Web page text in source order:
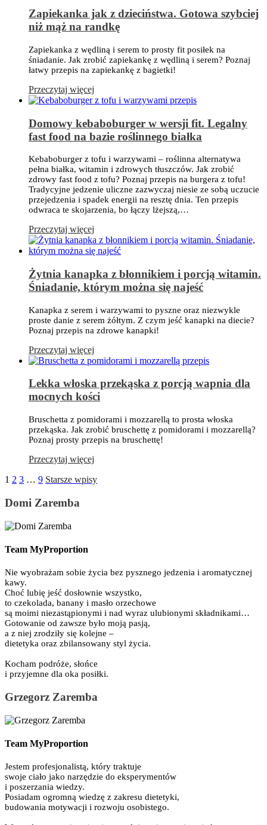
Zapiekanka jak z dzieciństwa. Gotowa szybciej
niż mąż na randkę
Zapiekanka z wędliną i serem to prosty fit posiłek na
śniadanie. Jak zrobić zapiekankę z wędliną i serem? Poznaj
łatwy przepis na zapiekankę z bagietki!
Przeczytaj więcej
Domowy kebaboburger w wersji fit. Legalny
fast food na bazie roślinnego białka
Kebaboburger z tofu i warzywami – roślinna alternatywa
pełna białka, witamin i zdrowych tłuszczów. Jak zrobić
zdrowy fast food z tofu? Poznaj przepis na burgera z tofu!
Tradycyjne jedzenie uliczne zazwyczaj niesie ze sobą uczucie
przejedzenia i spadek energii na resztę dnia. Ten przepis
odwraca te skojarzenia, bo łączy lżejszą,…
Przeczytaj więcej
Żytnia kanapka z błonnikiem i porcją witamin.
Śniadanie, którym można się najeść
Kanapka z serem i warzywami to pyszne oraz niezwykle
proste danie z serem żółtym. Z czym jeść kanapki na diecie?
Poznaj przepis na zdrowe kanapki!
Przeczytaj więcej
Lekka włoska przekąska z porcją wapnia dla
mocnych kości
Bruschetta z pomidorami i mozzarellą to prosta włoska
przekąska. Jak zrobić bruschettę z pomidorami i mozzarellą?
Poznaj prosty przepis na bruschettę!
Przeczytaj więcej
1 2 3 … 9 Starsze wpisy
Domi Zaremba
Team MyProportion
Nie wyobrażam sobie życia bez pysznego jedzenia i aromatycznej
kawy.
Choć lubię jeść dosłownie wszystko,
to czekolada, banany i masło orzechowe
są moimi niezastąpionymi i nad wyraz ulubionymi składnikami…
Gotowanie od zawsze było moją pasją,
a z niej zrodziły się kolejne –
dietetyka oraz zbilansowany styl życia.
Kocham podróże, słońce
i przyjemne dla oka posiłki.
Grzegorz Zaremba
Team MyProportion
Jestem profesjonalistą, który traktuje
swoje ciało jako narzędzie do eksperymentów
i poszerzania wiedzy.
Posiadam ogromną wiedzę z zakresu dietetyki,
budowania motywacji i rozwoju osobistego.